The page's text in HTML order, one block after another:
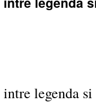
legenda